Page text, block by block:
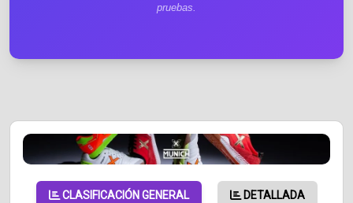
pruebas.
CLASIFICACIÓN GENERAL DETALLADA